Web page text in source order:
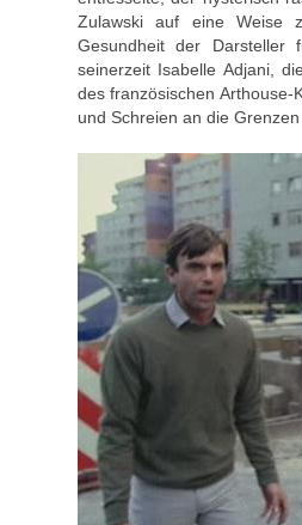
Zulawski auf eine Weise
Gesundheit der Darsteller
seinerzeit Isabelle Adjani,
des französischen
und Schreien an die